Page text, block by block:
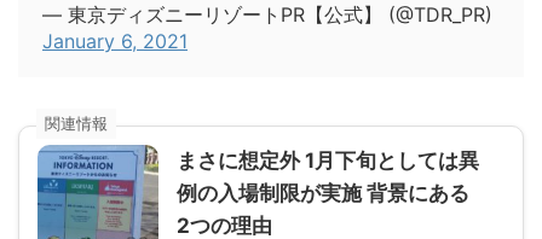
— 東京ディズニーリゾートPR【公式】 (@TDR_PR)
January 6, 2021
まさに想定外 1月下旬としては異
例の入場制限が実施 背景にある
2つの理由